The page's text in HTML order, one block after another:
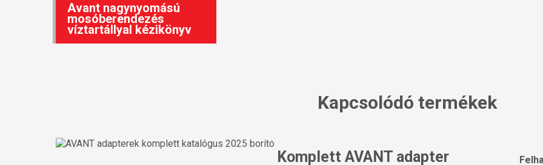
Avant nagynyomású
mosóberendezés
víztartállyal kézikönyv
Kapcsolódó termékek
Komplett AVANT adapter